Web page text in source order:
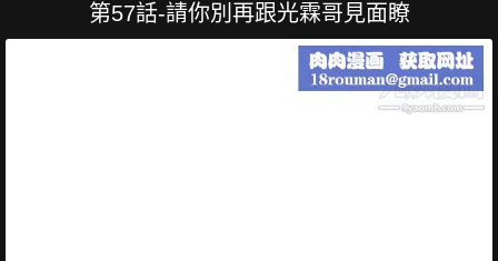
第57話-請你別再跟光霖哥見面瞭